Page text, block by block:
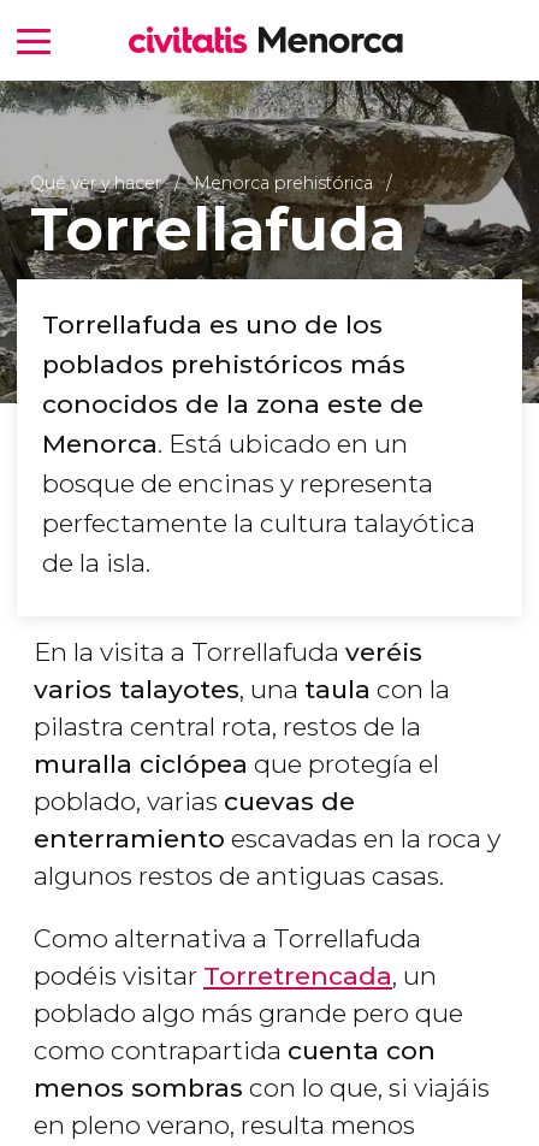
Qué ver y hacer Menorca prehistórica
Torrellafuda
Torrellafuda es uno de los
poblados prehistóricos más
conocidos de la zona este de
Menorca. Está ubicado en un
bosque de encinas y representa
perfectamente la cultura talayótica
de la isla.
En la visita a Torrellafuda veréis
varios talayotes, una taula con la
pilastra central rota, restos de la
muralla ciclópea que protegía el
poblado, varias cuevas de
enterramiento escavadas en la roca y
algunos restos de antiguas casas.
Como alternativa a Torrellafuda
podéis visitar Torretrencada, un
poblado algo más grande pero que
como contrapartida cuenta con
menos sombras con lo que, si viajáis
en pleno verano, resulta menos